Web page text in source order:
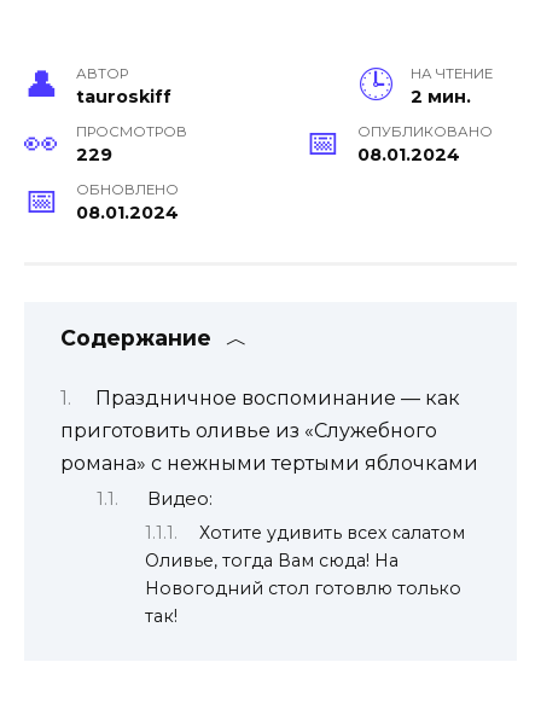
АВТОР
tauroskiff
НА ЧТЕНИЕ
2 мин.
ПРОСМОТРОВ
229
ОПУБЛИКОВАНО
08.01.2024
ОБНОВЛЕНО
08.01.2024
Содержание
Праздничное воспоминание — как
приготовить оливье из «Служебного
романа» с нежными тертыми яблочками
Видео:
Хотите удивить всех салатом
Оливье, тогда Вам сюда! На
Новогодний стол готовлю только
так!